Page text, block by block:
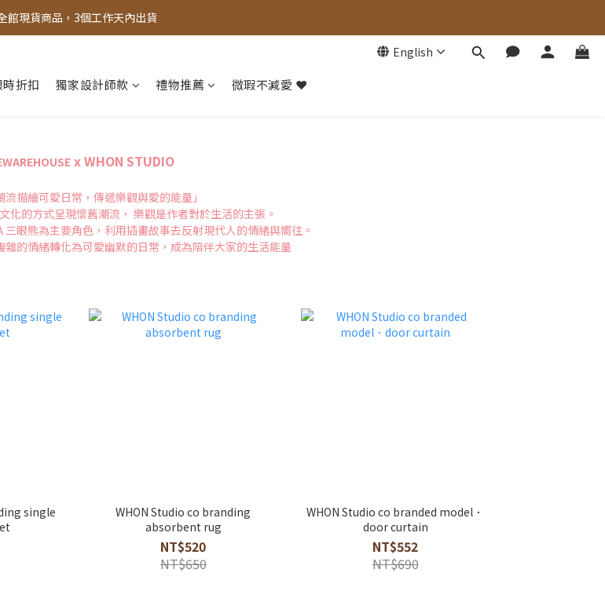
，滿888超取免運｜滿1500宅配免運
館現貨商品，3個工作天內出貨
English
時折扣 獨家設計師款 禮物推薦 微瑕不減愛 ❤️
x WHON STUDIO
流描繪可愛日常，傳遞樂觀與愛的能量」
化的方式呈現懷舊潮流， 樂觀是作者對於生活的主張。
三眼熊為主要角色，利用插畫故事去反射現代人的情緒與嚮往。
雜的情緒轉化為可愛幽默的日常，成為陪伴大家的生活能量
single
WHON Studio co branding
absorbent rug
NT$520
NT$650
WHON Studio co branded model．
door curtain
NT$552
NT$690